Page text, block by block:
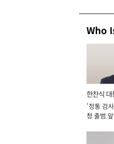
Who
한찬식
서관
'정통 검
청 출범